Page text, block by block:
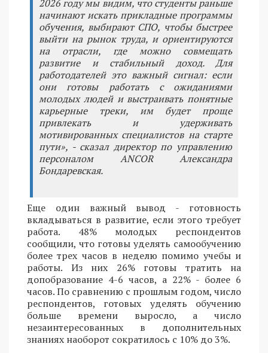
2026 году мы видим, что студенты раньше
начинают искать прикладные программы
обучения, выбирают СПО, чтобы быстрее
выйти на рынок труда, и ориентируются
на отрасли, где можно совмещать
развитие и стабильный доход. Для
работодателей это важный сигнал: если
они готовы работать с ожиданиями
молодых людей и выстраивать понятные
карьерные треки, им будет проще
привлекать и удерживать
мотивированных специалистов на старте
пути», - сказал директор по управлению
персоналом ANCOR Александра
Бондаревская.
Еще один важный вывод - готовность
вкладываться в развитие, если этого требует
работа. 48% молодых респондентов
сообщили, что готовы уделять самообучению
более трех часов в неделю помимо учебы и
работы. Из них 26% готовы тратить на
допобразование 4-6 часов, а 22% - более 6
часов. По сравнению с прошлым годом, число
респондентов, готовых уделять обучению
больше времени выросло, а число
незаинтересованных в дополнительных
знаниях наоборот сократилось с 10% до 3%.